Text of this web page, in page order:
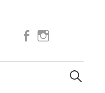
Facebook
Suchen
nach: